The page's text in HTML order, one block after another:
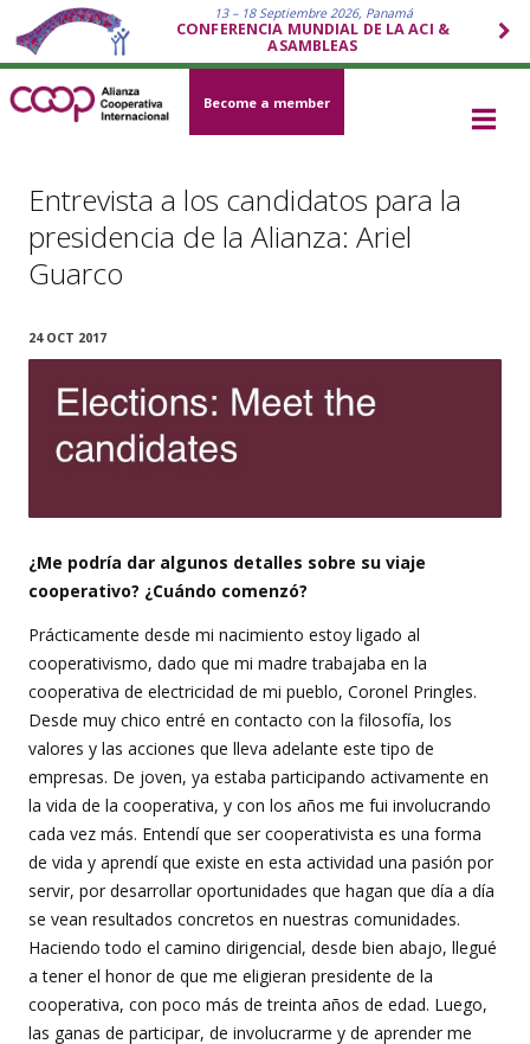
13 – 18 Septiembre 2026, Panamá
CONFERENCIA MUNDIAL DE LA ACI &
ASAMBLEAS
Become a member
Entrevista a los candidatos para la
presidencia de la Alianza: Ariel
Guarco
24 OCT 2017
¿Me podría dar algunos detalles sobre su viaje
cooperativo? ¿Cuándo comenzó?
Prácticamente desde mi nacimiento estoy ligado al
cooperativismo, dado que mi madre trabajaba en la
cooperativa de electricidad de mi pueblo, Coronel Pringles.
Desde muy chico entré en contacto con la filosofía, los
valores y las acciones que lleva adelante este tipo de
empresas. De joven, ya estaba participando activamente en
la vida de la cooperativa, y con los años me fui involucrando
cada vez más. Entendí que ser cooperativista es una forma
de vida y aprendí que existe en esta actividad una pasión por
servir, por desarrollar oportunidades que hagan que día a día
se vean resultados concretos en nuestras comunidades.
Haciendo todo el camino dirigencial, desde bien abajo, llegué
a tener el honor de que me eligieran presidente de la
cooperativa, con poco más de treinta años de edad. Luego,
las ganas de participar, de involucrarme y de aprender me